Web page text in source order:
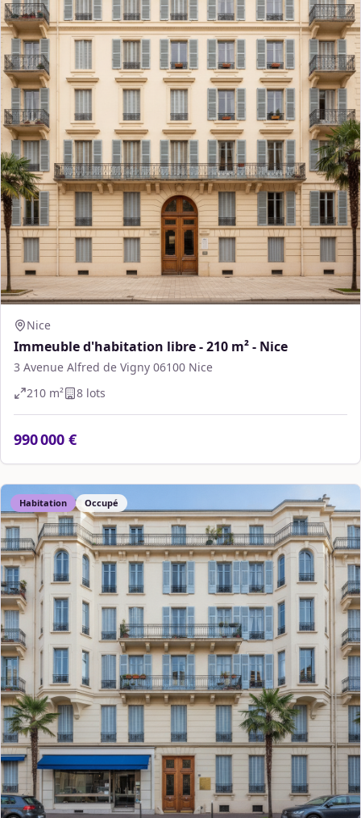
Nice
Immeuble d'habitation libre - 210 m² - Nice
3 Avenue Alfred de Vigny 06100 Nice
210 m² 8 lots
990 000 €
Habitation Occupé